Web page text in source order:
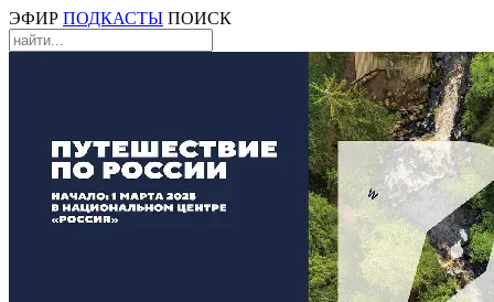
ЭФИР ПОДКАСТЫ ПОИСК